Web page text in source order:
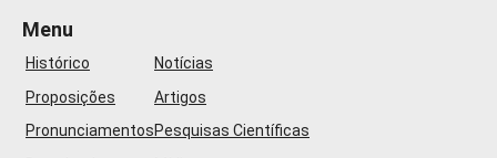
Menu
Histórico
Proposições
Pronunciamentos
Notícias
Artigos
Pesquisas Científicas